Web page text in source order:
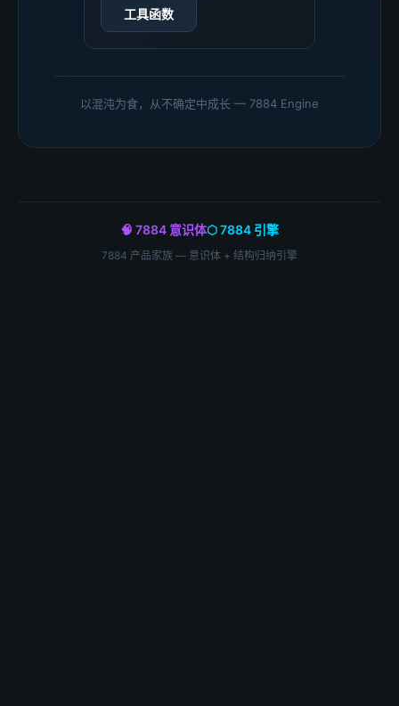
工具函数
以混沌为食，从不确定中成长 — 7884 Engine
🧠 7884 意识体⬡ 7884 引擎
7884 产品家族 — 意识体 + 结构归纳引擎